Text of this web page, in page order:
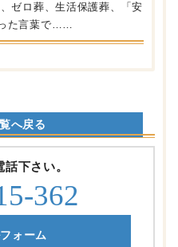
ゼロ葬、生活保護葬、「安
た言葉で……
へ戻る
下さい。
ォーム